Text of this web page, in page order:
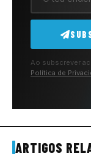
Ao subscrever
Política de
ARTIGOS